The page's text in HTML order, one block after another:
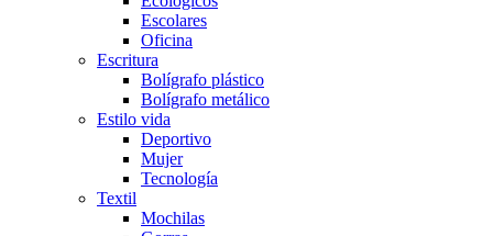
Escolares
Oficina
Escritura
Bolígrafo plástico
Bolígrafo metálico
Estilo vida
Deportivo
Mujer
Tecnología
Textil
Mochilas